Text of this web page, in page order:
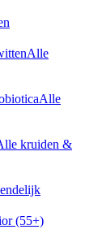
Alle
Alle
kruiden &
(55+)